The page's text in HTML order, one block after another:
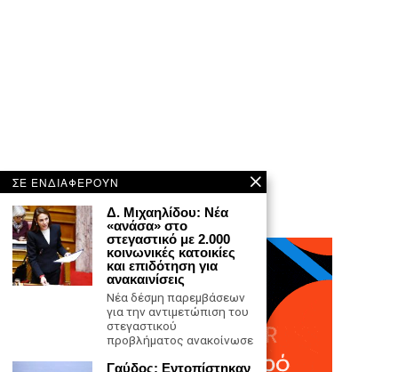
ΣΕ ΕΝΔΙΑΦΕΡΟΥΝ
Δ. Μιχαηλίδου: Νέα
«ανάσα» στο
στεγαστικό με 2.000
κοινωνικές κατοικίες
και επιδότηση για
ανακαινίσεις
Νέα δέσμη παρεμβάσεων
για την αντιμετώπιση του
στεγαστικού
προβλήματος ανακοίνωσε
Γαύδος: Εντοπίστηκαν